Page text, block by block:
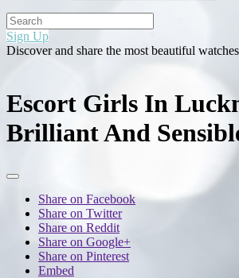
Sign Up
Discover and share the most beautiful watches
Escort Girls In
Brilliant And
Share on Facebook
Share on Twitter
Share on Reddit
Share on Google+
Share on Pinterest
Embed